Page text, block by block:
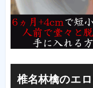
椎名林檎のエ